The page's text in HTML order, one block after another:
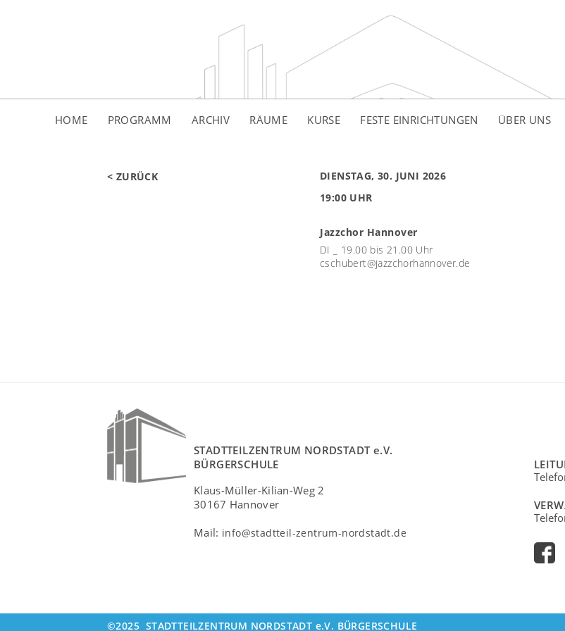
HOME PROGRAMM ARCHIV RÄUME KURSE FESTE EINRICHTUNGEN ÜBER UNS
< ZURÜCK
DIENSTAG, 30. JUNI 2026
19:00 UHR
Jazzchor Hannover
DI _ 19.00 bis 21.00 Uhr
cschubert@jazzchorhannover.de
STADTTEILZENTRUM NORDSTADT e.V.
BÜRGERSCHULE
Klaus-Müller-Kilian-Weg 2
30167 Hannover
Mail: info@stadtteil-zentrum-nordstadt.de
©2025 STADTTEILZENTRUM NORDSTADT e.V. BÜRGERSCHULE